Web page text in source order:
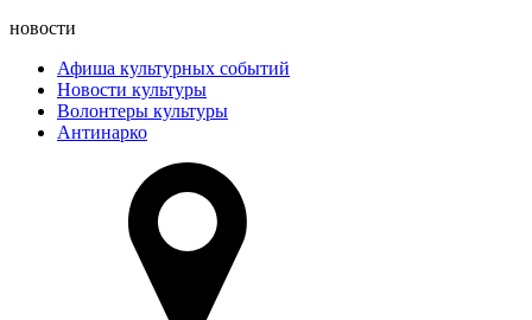
новости
Афиша культурных событий
Новости культуры
Волонтеры культуры
Антинарко